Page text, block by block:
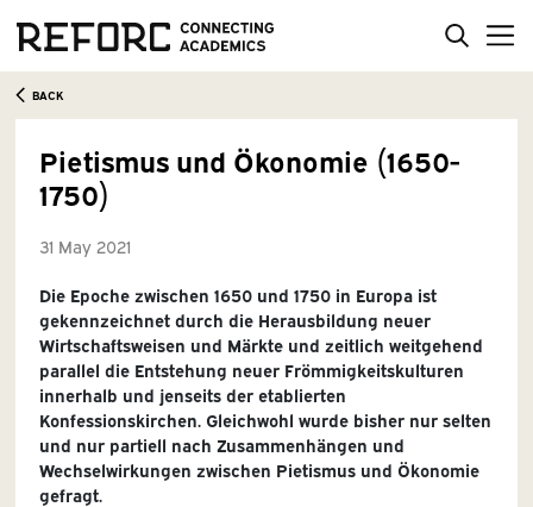
BACK
Pietismus und Ökonomie (1650-
1750)
31 May 2021
Die Epoche zwischen 1650 und 1750 in Europa ist
gekennzeichnet durch die Herausbildung neuer
Wirtschaftsweisen und Märkte und zeitlich weitgehend
parallel die Entstehung neuer Frömmigkeitskulturen
innerhalb und jenseits der etablierten
Konfessionskirchen. Gleichwohl wurde bisher nur selten
und nur partiell nach Zusammenhängen und
Wechselwirkungen zwischen Pietismus und Ökonomie
gefragt.